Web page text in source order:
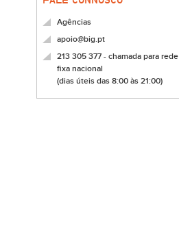
Agências
apoio@big.pt
213 305 377 - chamada para rede
fixa nacional
(dias úteis das 8:00 às 21:00)